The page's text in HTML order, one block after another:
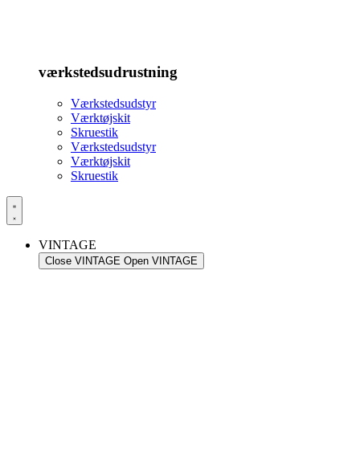
værkstedsudrustning
Værkstedsudstyr
Værktøjskit
Skruestik
Værkstedsudstyr
Værktøjskit
Skruestik
VINTAGE
Close VINTAGE Open VINTAGE